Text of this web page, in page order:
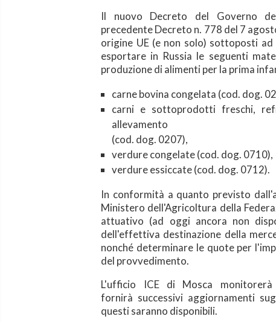
Il nuovo Decreto del Governo
precedenteDecreto n. 778 del 7
origine UE (e non solo) sottoposti ad
esportare in Russia le seguenti
produzione di alimenti perla prima
carne bovina congelata (cod. dog.
carni e sottoprodotti freschi,
allevamento
(cod. dog. 0207),
verdure congelate (cod. dog. 0710),
verdure essiccate (cod. dog. 0712).
In conformità a quanto previsto
Ministero dell'Agricoltura della
attuativo (ad oggi ancora non
dell'effettiva destinazione della
nonché determinare le quote per
del provvedimento.
L'ufficio ICE di Mosca
fornirà successivi aggiornamenti
questi saranno disponibili.